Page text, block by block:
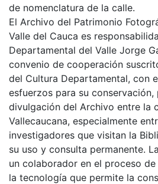
de nomenclatura de la calle.
El Archivo del Patrimonio
Valle del Cauca es
Departamental del Valle Jorge
convenio de cooperación
del Cultura Departamental, con
esfuerzos para su conservación,
divulgación del Archivo entre la
Vallecaucana, especialmente
investigadores que visitan la
su uso y consulta permanente.
un colaborador en el proceso
la tecnología que permite la